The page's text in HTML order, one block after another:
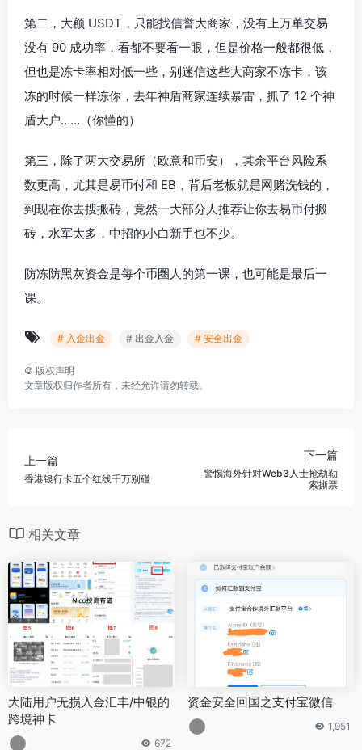
第二，大额 USDT，只能找信誉大商家，没有上万单交易
没有 90 成功率，看都不要看一眼，但是价格一般都很低，
但也是冻卡率相对低一些，别迷信这些大商家不冻卡，该
冻的时候一样冻你，去年神盾商家连续暴雷，抓了 12 个神
盾大户……（你懂的）
第三，除了两大交易所（欧意和币安），其余平台风险系
数更高，尤其是易币付和 EB，背后老板就是网赌洗钱的，
到现在你去搜搬砖，竟然一大部分人推荐让你去易币付搬
砖，水军太多，中招的小白新手也不少。
防冻防黑灰资金是每个币圈人的第一课，也可能是最后一
课。
# 入金出金 # 出金入金 # 安全出金
© 版权声明
文章版权归作者所有，未经允许请勿转载。
上一篇
香港银行卡五个红线千万别碰
下一篇
警惕海外针对Web3人士抢劫勒
索撕票
相关文章
大陆用户无损入金汇丰/中银的
跨境神卡
672
资金安全回国之支付宝微信
1,951